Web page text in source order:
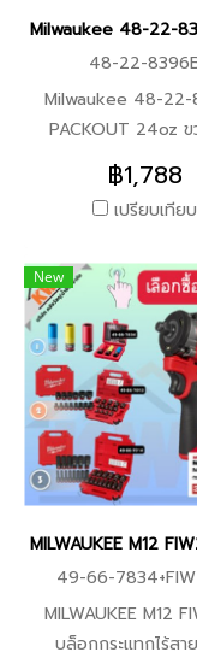
รองรับเครื่องมือ
M12 ทุกรุ่น -แท่นชาร์จ
Charger ชาร์จเร็ว
แบตเตอรี่ Milwaukee
Brushless แรงและท
เจาะ + ขัน ในชุดเดียว
เหมาะกับงานหน้างาน
งาน DIY มาตรฐาน
ระดับมืออาชีพ -เหมา
งานติดตั้ง งานเฟอร์นิเ
ไฟฟ้า / ประปา งานช่า
งานขันสกรู / เจาะไม้ / เ
งานพื้นที่แคบหรือ
milwaukee m12
milwaukee, ไขควงก
สาย, สว่านกระแทกไ
milwaukee ของแท้, เ
ช่างไร้สาย, ชุดช่าง
การพกพาหน้างานสูง
ป้องกันและลดความเ
การทำดอกไขควงร่วง
สูญหาย -ออกแบบช่อ
อุปกรณ์ก้านหกเหลี่ยมข
นิ้วได้ทุกแบรนด์อย่
สามารถรองรับการจั
ไขควงหรืออุปกรณ์เส
เหลี่ยมขนาด 1/4 นิ้ว
กันสูงสุดถึง 5 ชิ้น -ตัวห่
บิเนอร์มีความแข็งแรง
นำไปเกี่ยวเข้ากับเข็มขั
กางเกง, กระเป๋าผ้า
เครื่องมือช่างได้อย่า
โดยทำให้หยิบใช้ดอกไ
ที่ใช้งานบ่อยที่สุดได้ทัน
ต้องเสียเวลาค้นหา
เครื่องมือ
Milwaukee 48-22-
48-22-
Milwaukee 48-22-
PACKOUT 24oz ข
ความเย็น สีดำ คุณสม
เชื่อมต่อ PACKOUT
ล็อค -ตัวเครื่องทนทา
ล้างจาน -ความจุ 532
มล. และ 1065 มล. -
เก็บแบบโมดูลาร์ที่ทน
อเนกประสงค์ที่สุด -เ
ร้อนและความเย็นได้ตล
-ฝาปิดแบบป้องกันก
-ฉนวนกันความร้อนสู
ผนังสองชั้น -การเชื่อ
PACKOUT ทั้ง
฿1,788
เปรียบเทียบ
New
MILWAUKEE M12
49-66-
MILWAUKEE M12
บล็อกกระแทกไร้สา